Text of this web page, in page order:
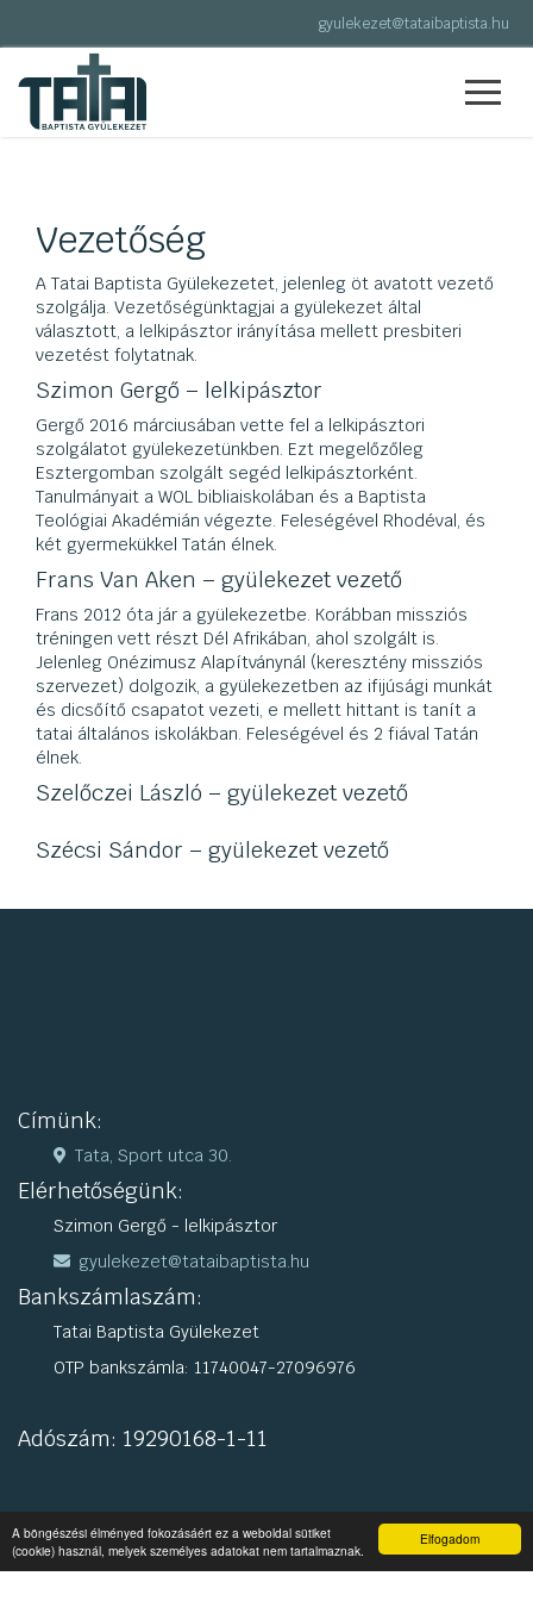
Elfogadom
A böngészési élményed fokozásáért ez a weboldal sütiket
(cookie) használ, melyek személyes adatokat nem tartalmaznak.
gyulekezet@tataibaptista.hu
Vezetőség
A Tatai Baptista Gyülekezetet, jelenleg öt avatott vezető
szolgálja. Vezetőségünktagjai a gyülekezet által
választott, a lelkipásztor irányítása mellett presbiteri
vezetést folytatnak.
Szimon Gergő – lelkipásztor
Gergő 2016 márciusában vette fel a lelkipásztori
szolgálatot gyülekezetünkben. Ezt megelőzőleg
Esztergomban szolgált segéd lelkipásztorként.
Tanulmányait a WOL bibliaiskolában és a Baptista
Teológiai Akadémián végezte. Feleségével Rhodéval, és
két gyermekükkel Tatán élnek.
Frans Van Aken – gyülekezet vezető
Frans 2012 óta jár a gyülekezetbe. Korábban missziós
tréningen vett részt Dél Afrikában, ahol szolgált is.
Jelenleg Onézimusz Alapítványnál (keresztény missziós
szervezet) dolgozik, a gyülekezetben az ifijúsági munkát
és dicsőítő csapatot vezeti, e mellett hittant is tanít a
tatai általános iskolákban. Feleségével és 2 fiával Tatán
élnek.
Szelőczei László – gyülekezet vezető
Szécsi Sándor – gyülekezet vezető
Címünk:
Tata, Sport utca 30.
Elérhetőségünk:
Szimon Gergő - lelkipásztor
gyulekezet@tataibaptista.hu
Bankszámlaszám:
Tatai Baptista Gyülekezet
OTP bankszámla: 11740047-27096976
Adószám: 19290168-1-11